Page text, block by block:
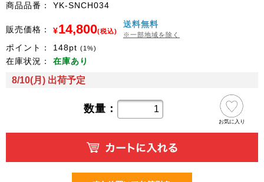
商品品番： YK-SNCH034
販売価格： ¥14,800(税込)
送料無料
※一部地域を除く
ポイント： 148pt (1%)
在庫状況： 在庫あり
8/10(月) 出荷予定
数量：
お気に入り